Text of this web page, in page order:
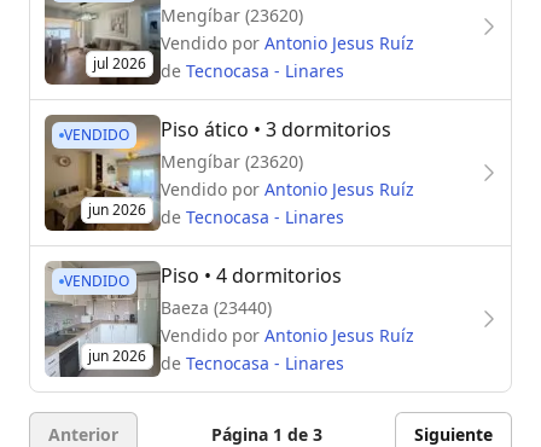
jul 2026
Mengíbar (23620)
Vendido por Antonio Jesus Ruíz
de Tecnocasa - Linares
VENDIDO
jun 2026
Piso ático • 3 dormitorios
Mengíbar (23620)
Vendido por Antonio Jesus Ruíz
de Tecnocasa - Linares
VENDIDO
jun 2026
Piso • 4 dormitorios
Baeza (23440)
Vendido por Antonio Jesus Ruíz
de Tecnocasa - Linares
Anterior Página 1 de 3 Siguiente